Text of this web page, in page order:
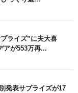
ライズ”に夫大喜
が553万再...
発表サプライズが17